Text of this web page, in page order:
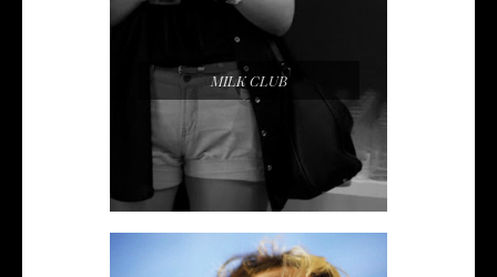
MILK CLUB